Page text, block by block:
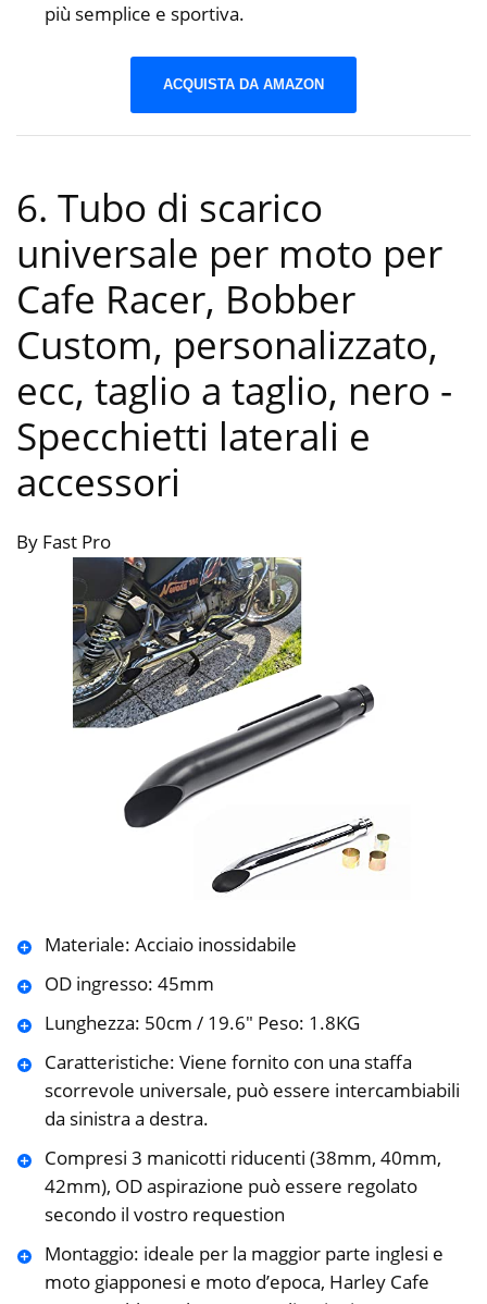
più semplice e sportiva.
ACQUISTA DA AMAZON
6. Tubo di scarico
universale per moto per
Cafe Racer, Bobber
Custom, personalizzato,
ecc, taglio a taglio, nero -
Specchietti laterali e
accessori
By Fast Pro
Materiale: Acciaio inossidabile
OD ingresso: 45mm
Lunghezza: 50cm / 19.6″ Peso: 1.8KG
Caratteristiche: Viene fornito con una staffa
scorrevole universale, può essere intercambiabili
da sinistra a destra.
Compresi 3 manicotti riducenti (38mm, 40mm,
42mm), OD aspirazione può essere regolato
secondo il vostro requestion
Montaggio: ideale per la maggior parte inglesi e
moto giapponesi e moto d’epoca, Harley Cafe